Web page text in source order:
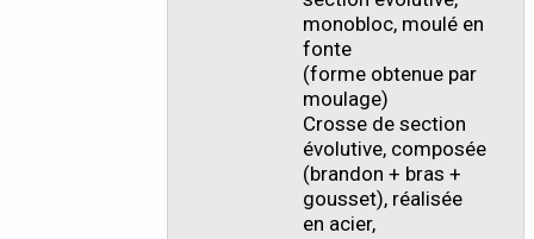
monobloc, moulé en
fonte
(forme obtenue par
moulage)
Crosse de section
évolutive, composée
(brandon + bras +
gousset), réalisée
en acier,